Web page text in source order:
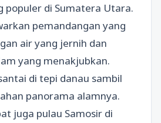
populer di Sumatera Utara.
pemandangan yang
air yang jernih dan
yang menakjubkan.
di tepi danau sambil
panorama alamnya.
juga pulau Samosir di